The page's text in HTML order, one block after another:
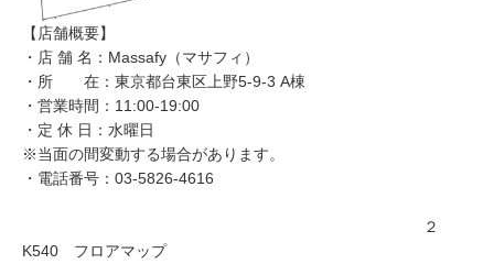
【店舗概要】
・店 舗 名：Massafy（マサフィ）
・所 在：東京都台東区上野5-9-3 A棟
・営業時間：11:00-19:00
・定 休 日：水曜日
※当面の間変動する場合があります。
・電話番号：03-5826-4616
２
K540 フロアマップ